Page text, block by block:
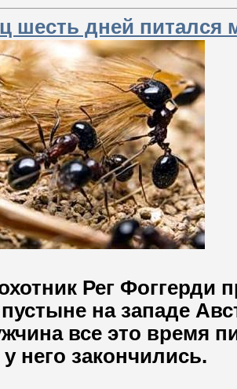
шесть дней питался
Рег
на западе
все это время
него закончились.